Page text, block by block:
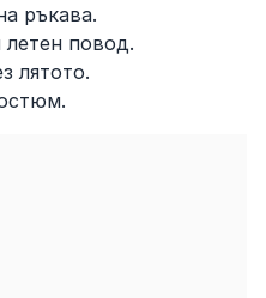
ръкава.
повод.
лятото.